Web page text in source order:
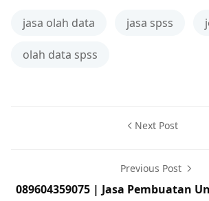
jasa olah data jasa spss
olah data spss
Next Post
Previous Post
089604359075 | Jasa Pembuatan